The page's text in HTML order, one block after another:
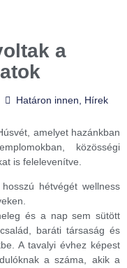
a
Határon innen Hírek
amelyet hazánkban
közösségi
is felelevenítve.
hétvégét wellness
és a nap sem sütött
baráti társaság és
A tavalyi évhez képest
a száma, akik a